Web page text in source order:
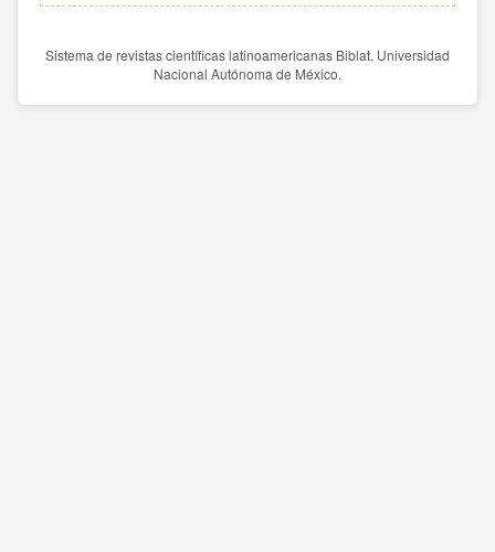
Sistema de revistas científicas latinoamericanas Biblat. Universidad
Nacional Autónoma de México.